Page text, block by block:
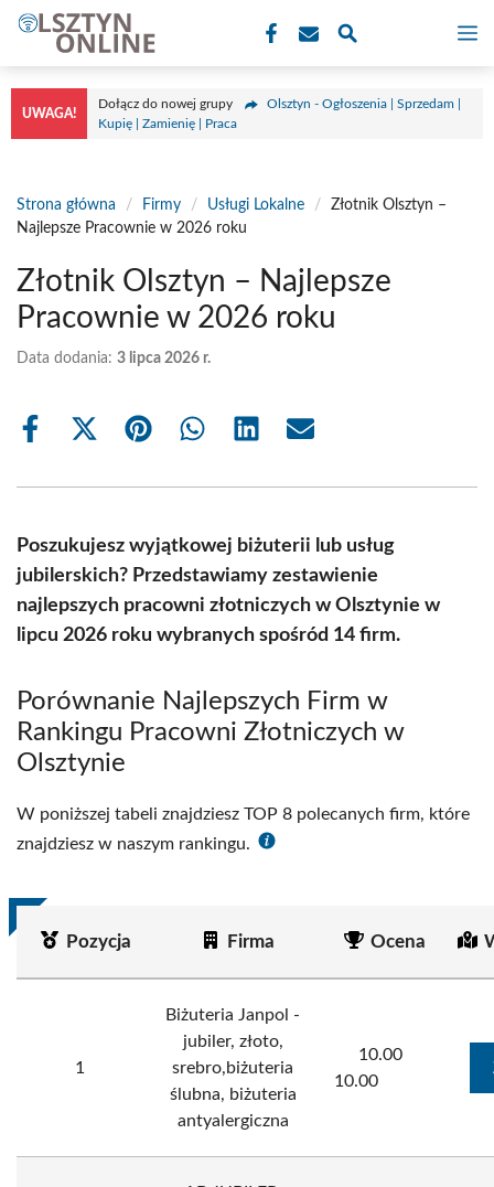
Przejdź
treści
UWAGA!
Dołącz do nowej grupy
Olsztyn - Ogłoszenia | Sprzedam |
Kupię | Zamienię | Praca
Strona główna / Firmy / Usługi Lokalne /
Złotnik Olsztyn –
Najlepsze Pracownie w 2026 roku
Złotnik Olsztyn – Najlepsze
Pracownie w 2026 roku
Data dodania: 3 lipca 2026 r.
Share
Share
(Twitter)
Share Share Share Share
Poszukujesz wyjątkowej biżuterii lub usług
jubilerskich? Przedstawiamy zestawienie
najlepszych pracowni złotniczych w Olsztynie w
lipcu 2026 roku wybranych spośród 14 firm.
Porównanie Najlepszych Firm w
Rankingu Pracowni Złotniczych w
Olsztynie
W poniższej tabeli znajdziesz TOP 8 polecanych firm, które
znajdziesz w naszym rankingu.
Pozycja Firma Ocena
1
Biżuteria Janpol -
jubiler, złoto,
srebro,biżuteria
ślubna, biżuteria
antyalergiczna
10.00
10.00